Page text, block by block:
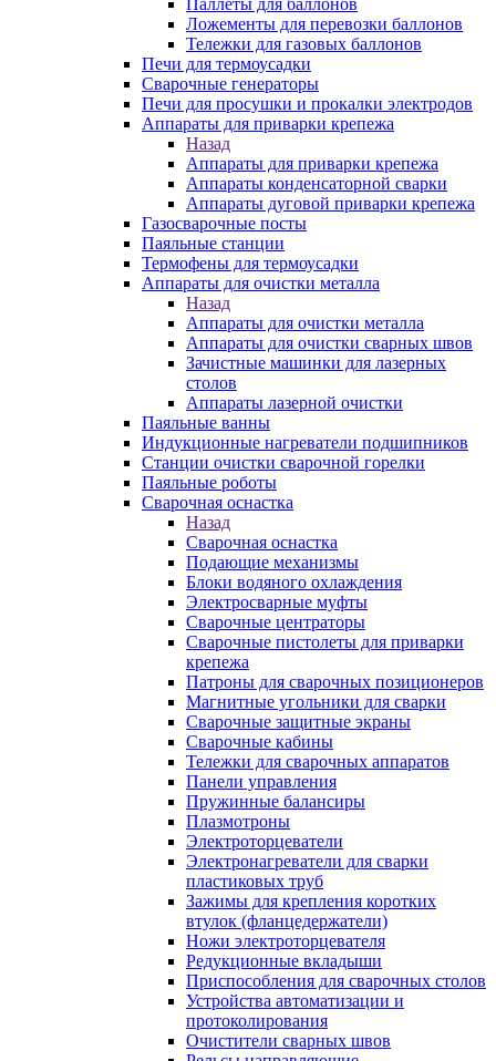
Паллеты для баллонов
Ложементы для перевозки баллонов
Тележки для газовых баллонов
Печи для термоусадки
Сварочные генераторы
Печи для просушки и прокалки электродов
Аппараты для приварки крепежа
Назад
Аппараты для приварки крепежа
Аппараты конденсаторной сварки
Аппараты дуговой приварки крепежа
Газосварочные посты
Паяльные станции
Термофены для термоусадки
Аппараты для очистки металла
Назад
Аппараты для очистки металла
Аппараты для очистки сварных швов
Зачистные машинки для лазерных
столов
Аппараты лазерной очистки
Паяльные ванны
Индукционные нагреватели подшипников
Станции очистки сварочной горелки
Паяльные роботы
Сварочная оснастка
Назад
Сварочная оснастка
Подающие механизмы
Блоки водяного охлаждения
Электросварные муфты
Сварочные центраторы
Сварочные пистолеты для приварки
крепежа
Патроны для сварочных позиционеров
Магнитные угольники для сварки
Сварочные защитные экраны
Сварочные кабины
Тележки для сварочных аппаратов
Панели управления
Пружинные балансиры
Плазмотроны
Электроторцеватели
Электронагреватели для сварки
пластиковых труб
Зажимы для крепления коротких
втулок (фланцедержатели)
Ножи электроторцевателя
Редукционные вкладыши
Приспособления для сварочных столов
Устройства автоматизации и
протоколирования
Очистители сварных швов